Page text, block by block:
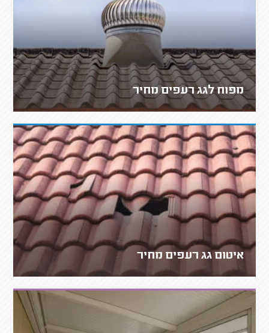
מפוח לגג רעפים מחיר
איטום גג רעפים מחיר